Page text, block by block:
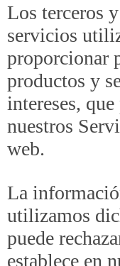
Los terceros
servicios
proporcionar
productos y
intereses, que
nuestros
web.
La
utilizamos
puede
establece en